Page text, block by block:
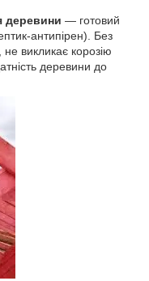
деревини — готовий
антипірен). Без
не викликає корозію
деревини до